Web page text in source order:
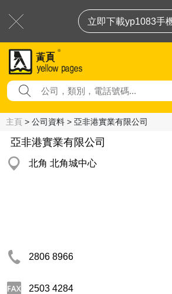
立即下載yp1083手
主頁 > 公司資料 > 亞非港實業有限公司
亞非港實業有限公司
北角 北角城中心
2806 8966
2503 4284